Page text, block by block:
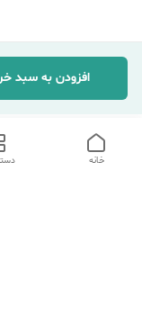
افزودن به سبد
خانه